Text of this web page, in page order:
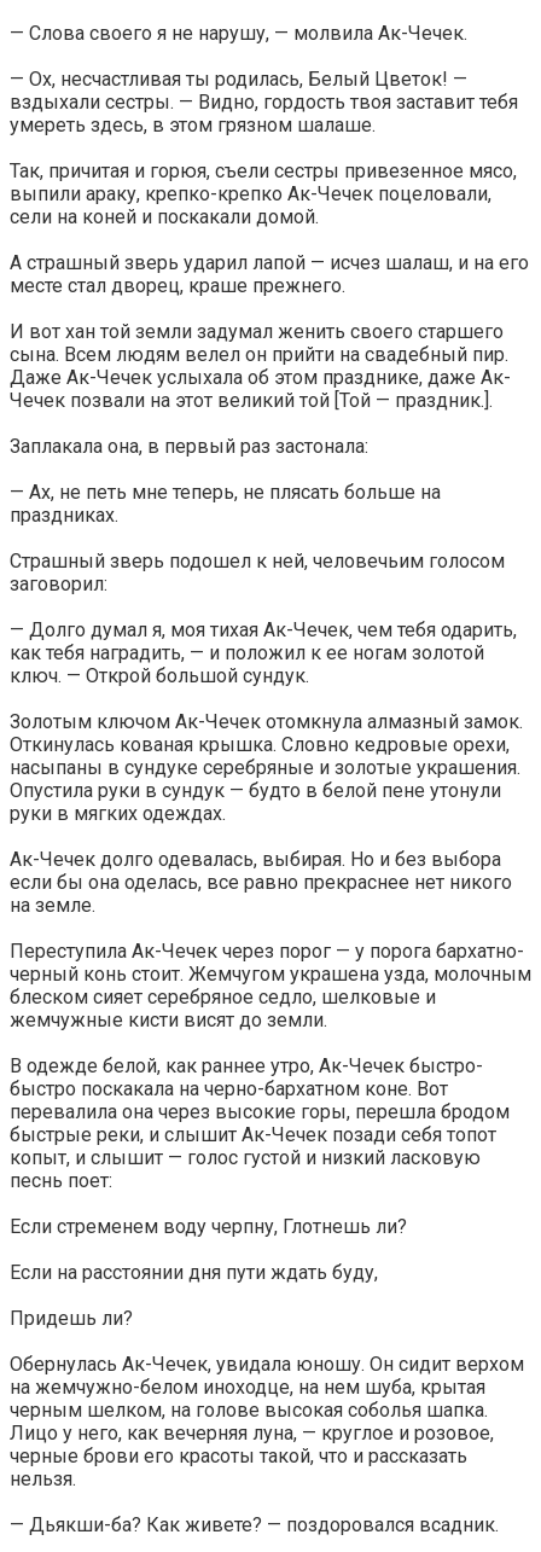
— Слова своего я не нарушу, — молвила Ак-Чечек.
— Ох, несчастливая ты родилась, Белый Цветок! —
вздыхали сестры. — Видно, гордость твоя заставит тебя
умереть здесь, в этом грязном шалаше.
Так, причитая и горюя, съели сестры привезенное мясо,
выпили араку, крепко-крепко Ак-Чечек поцеловали,
сели на коней и поскакали домой.
А страшный зверь ударил лапой — исчез шалаш, и на его
месте стал дворец, краше прежнего.
И вот хан той земли задумал женить своего старшего
сына. Всем людям велел он прийти на свадебный пир.
Даже Ак-Чечек услыхала об этом празднике, даже Ак-
Чечек позвали на этот великий той [Той — праздник.].
Заплакала она, в первый раз застонала:
— Ах, не петь мне теперь, не плясать больше на
праздниках.
Страшный зверь подошел к ней, человечьим голосом
заговорил:
— Долго думал я, моя тихая Ак-Чечек, чем тебя одарить,
как тебя наградить, — и положил к ее ногам золотой
ключ. — Открой большой сундук.
Золотым ключом Ак-Чечек отомкнула алмазный замок.
Откинулась кованая крышка. Словно кедровые орехи,
насыпаны в сундуке серебряные и золотые украшения.
Опустила руки в сундук — будто в белой пене утонули
руки в мягких одеждах.
Ак-Чечек долго одевалась, выбирая. Но и без выбора
если бы она оделась, все равно прекраснее нет никого
на земле.
Переступила Ак-Чечек через порог — у порога бархатно-
черный конь стоит. Жемчугом украшена узда, молочным
блеском сияет серебряное седло, шелковые и
жемчужные кисти висят до земли.
В одежде белой, как раннее утро, Ак-Чечек быстро-
быстро поскакала на черно-бархатном коне. Вот
перевалила она через высокие горы, перешла бродом
быстрые реки, и слышит Ак-Чечек позади себя топот
копыт, и слышит — голос густой и низкий ласковую
песнь поет:
Если стременем воду черпну, Глотнешь ли?
Если на расстоянии дня пути ждать буду,
Придешь ли?
Обернулась Ак-Чечек, увидала юношу. Он сидит верхом
на жемчужно-белом иноходце, на нем шуба, крытая
черным шелком, на голове высокая соболья шапка.
Лицо у него, как вечерняя луна, — круглое и розовое,
черные брови его красоты такой, что и рассказать
нельзя.
— Дьякши-ба? Как живете? — поздоровался всадник.